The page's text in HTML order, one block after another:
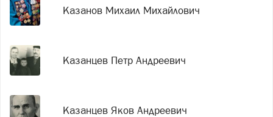
Казанов Михаил Михайлович
Казанцев Петр Андреевич
Казанцев Яков Андреевич